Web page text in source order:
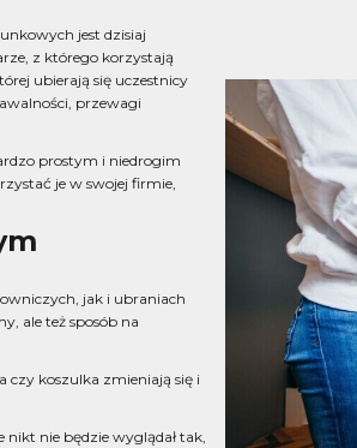
jest dzisiaj
z którego korzystają
ubierają się uczestnicy
przewagi
prostym i niedrogim
je w swojej firmie,
jak i ubraniach
ale też sposób na
czy koszulka zmieniają się i
nie będzie wyglądał tak,